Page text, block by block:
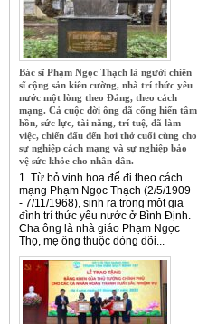
Bác sĩ Phạm Ngọc Thạch là người chiến
sĩ cộng sản kiên cường, nhà trí thức yêu
nước một lòng theo Đảng, theo cách
mạng. Cả cuộc đời ông đã cống hiến tâm
hồn, sức lực, tài năng, trí tuệ, đã làm
việc, chiến đấu đến hơi thở cuối cùng cho
sự nghiệp cách mạng và sự nghiệp bảo
vệ sức khỏe cho nhân dân.
1. Từ bỏ vinh hoa để đi theo cách
mạng Phạm Ngọc Thạch (2/5/1909
- 7/11/1968), sinh ra trong một gia
đình trí thức yêu nước ở Bình Định.
Cha ông là nhà giáo Phạm Ngọc
Thọ, mẹ ông thuộc dòng dõi...